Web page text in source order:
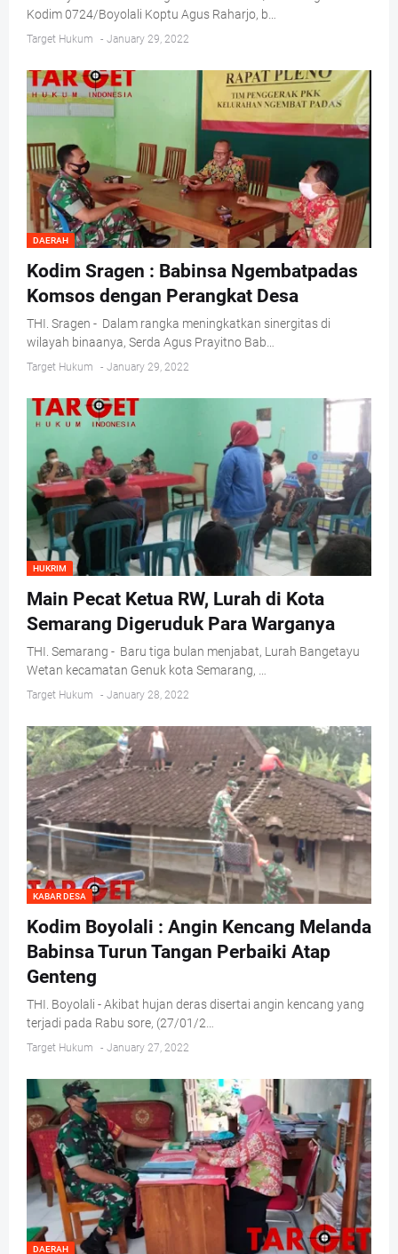
Kodim 0724/Boyolali Koptu Agus Raharjo, b…
Target Hukum - January 29, 2022
DAERAH
Kodim Sragen : Babinsa Ngembatpadas
Komsos dengan Perangkat Desa
THI. Sragen - Dalam rangka meningkatkan sinergitas di
wilayah binaanya, Serda Agus Prayitno Bab…
Target Hukum - January 29, 2022
HUKRIM
Main Pecat Ketua RW, Lurah di Kota
Semarang Digeruduk Para Warganya
THI. Semarang - Baru tiga bulan menjabat, Lurah Bangetayu
Wetan kecamatan Genuk kota Semarang, …
Target Hukum - January 28, 2022
KABAR DESA
Kodim Boyolali : Angin Kencang Melanda
Babinsa Turun Tangan Perbaiki Atap
Genteng
THI. Boyolali - Akibat hujan deras disertai angin kencang yang
terjadi pada Rabu sore, (27/01/2…
Target Hukum - January 27, 2022
DAERAH